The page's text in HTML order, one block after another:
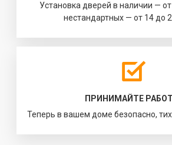
Установка дверей в наличии —
нестандартных — от 14 до
ПРИНИМАЙТЕ
Теперь в вашем доме безопасно,